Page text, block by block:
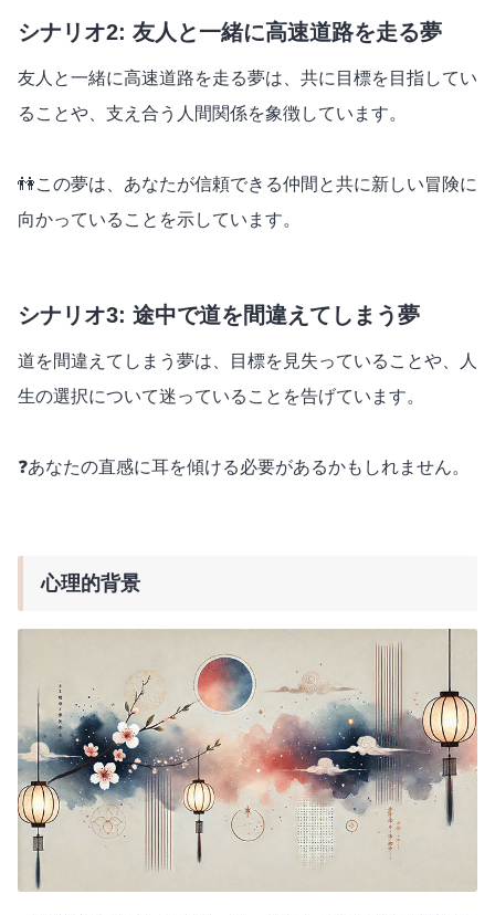
シナリオ2: 友人と一緒に高速道路を走る夢
友人と一緒に高速道路を走る夢は、共に目標を目指してい
ることや、支え合う人間関係を象徴しています。
👫この夢は、あなたが信頼できる仲間と共に新しい冒険に
向かっていることを示しています。
シナリオ3: 途中で道を間違えてしまう夢
道を間違えてしまう夢は、目標を見失っていることや、人
生の選択について迷っていることを告げています。
❓あなたの直感に耳を傾ける必要があるかもしれません。
心理的背景